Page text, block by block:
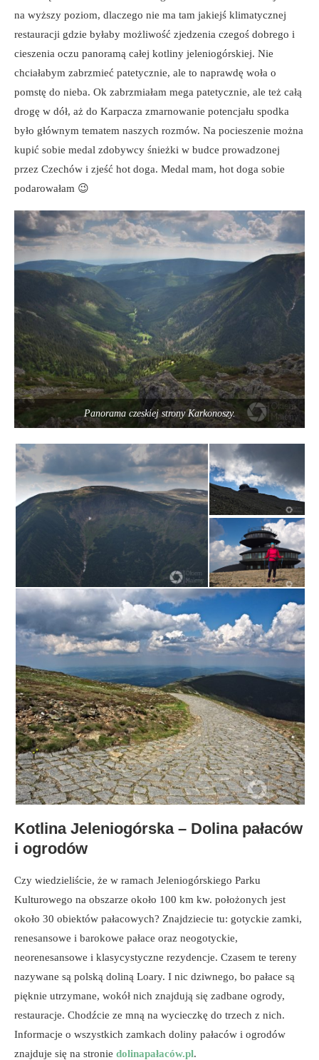
na wyższy poziom, dlaczego nie ma tam jakiejś klimatycznej
restauracji gdzie byłaby możliwość zjedzenia czegoś dobrego i
cieszenia oczu panoramą całej kotliny jeleniogórskiej. Nie
chciałabym zabrzmieć patetycznie, ale to naprawdę woła o
pomstę do nieba. Ok zabrzmiałam mega patetycznie, ale też całą
drogę w dół, aż do Karpacza zmarnowanie potencjału spodka
było głównym tematem naszych rozmów. Na pocieszenie można
kupić sobie medal zdobywcy śnieżki w budce prowadzonej
przez Czechów i zjeść hot doga. Medal mam, hot doga sobie
podarowałam 😉
Panorama czeskiej strony Karkonoszy.
Kotlina Jeleniogórska – Dolina pałaców
i ogrodów
Czy wiedzieliście, że w ramach Jeleniogórskiego Parku
Kulturowego na obszarze około 100 km kw. położonych jest
około 30 obiektów pałacowych? Znajdziecie tu: gotyckie zamki,
renesansowe i barokowe pałace oraz neogotyckie,
neorenesansowe i klasycystyczne rezydencje. Czasem te tereny
nazywane są polską doliną Loary. I nic dziwnego, bo pałace są
pięknie utrzymane, wokół nich znajdują się zadbane ogrody,
restauracje. Chodźcie ze mną na wycieczkę do trzech z nich.
Informacje o wszystkich zamkach doliny pałaców i ogrodów
znajduje się na stronie dolinapałaców.pl.